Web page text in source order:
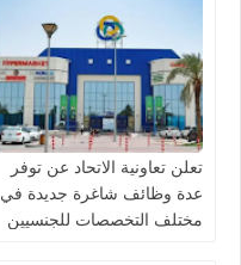
تعلن تعاونية الاتحاد عن توفر
عدة وظائف شاغرة جديدة في
مختلف التخصصات للجنسيين